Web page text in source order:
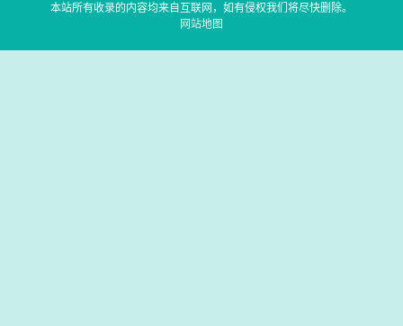
本站所有收录的内容均来自互联网，如有侵权我们将尽快删除。
网站地图